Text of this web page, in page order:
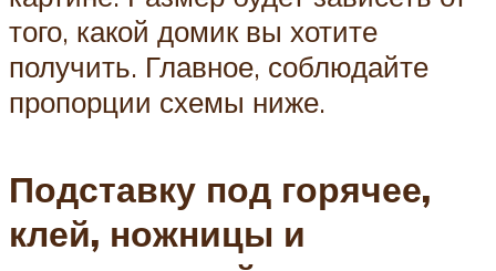
того, какой домик вы хотите
получить. Главное, соблюдайте
пропорции схемы ниже.
Подставку под горячее,
клей, ножницы и